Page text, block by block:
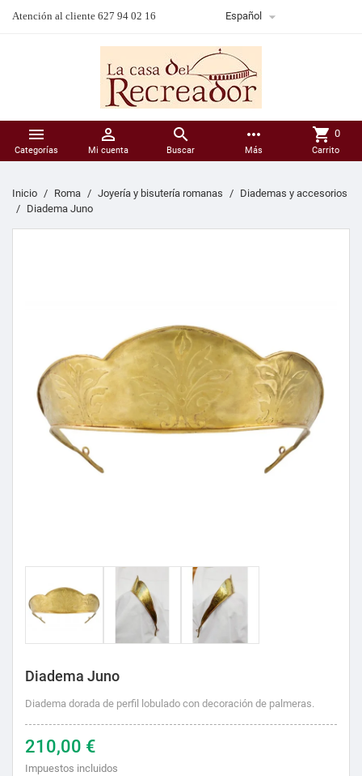
Atención al cliente 627 94 02 16 Español 

Categorías

Mi cuenta

Buscar
more_horiz
Más
shopping_cart 0
Carrito
Inicio Roma Joyería y bisutería romanas
Diademas y accesorios
Diadema Juno
Diadema Juno
Diadema dorada de perfil lobulado con decoración de palmeras.
210,00 €
Impuestos incluidos